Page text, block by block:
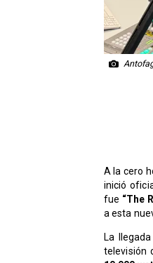
A la cero
inició
fue “The
a esta
La
televisión